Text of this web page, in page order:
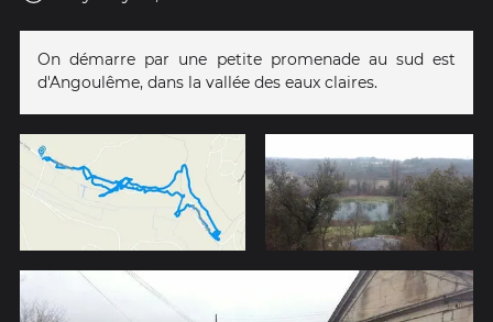
On démarre par une petite promenade au sud est
d'Angoulême, dans la vallée des eaux claires.